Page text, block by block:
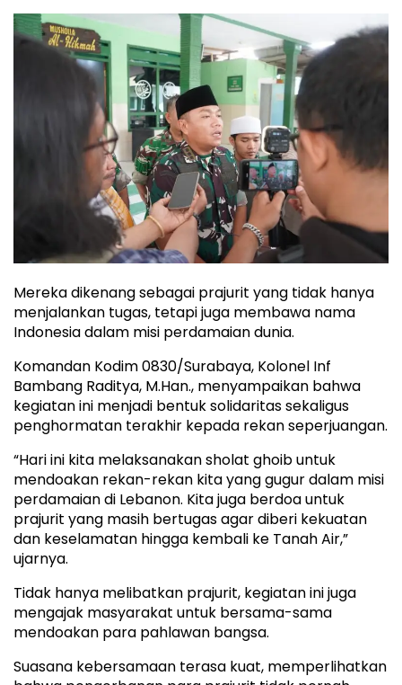
Mereka dikenang sebagai prajurit yang tidak hanya
menjalankan tugas, tetapi juga membawa nama
Indonesia dalam misi perdamaian dunia.
Komandan Kodim 0830/Surabaya, Kolonel Inf
Bambang Raditya, M.Han., menyampaikan bahwa
kegiatan ini menjadi bentuk solidaritas sekaligus
penghormatan terakhir kepada rekan seperjuangan.
“Hari ini kita melaksanakan sholat ghoib untuk
mendoakan rekan-rekan kita yang gugur dalam misi
perdamaian di Lebanon. Kita juga berdoa untuk
prajurit yang masih bertugas agar diberi kekuatan
dan keselamatan hingga kembali ke Tanah Air,”
ujarnya.
Tidak hanya melibatkan prajurit, kegiatan ini juga
mengajak masyarakat untuk bersama-sama
mendoakan para pahlawan bangsa.
Suasana kebersamaan terasa kuat, memperlihatkan